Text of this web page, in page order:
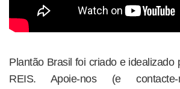
Plantão Brasil foi criado e idealizado
REIS. Apoie-nos (e